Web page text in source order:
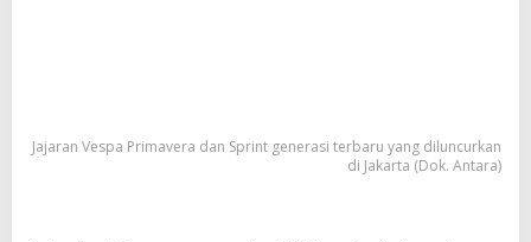
Jajaran Vespa Primavera dan Sprint generasi terbaru yang diluncurkan
di Jakarta (Dok. Antara)